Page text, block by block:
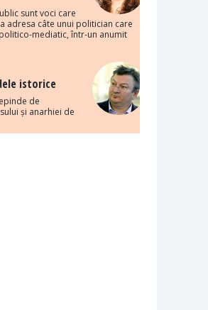
sunt voci care
adresa câte unui politician care
mediatic, într-un anumit
istorice
de
și anarhiei de